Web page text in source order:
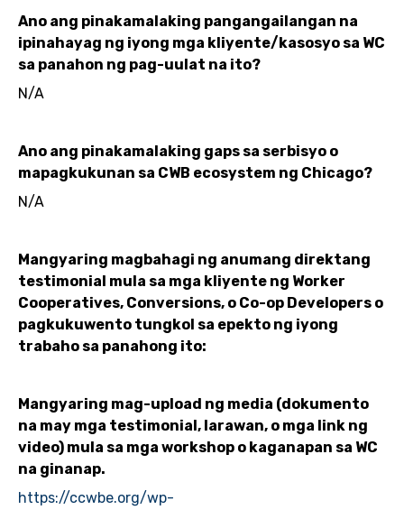
Ano ang pinakamalaking pangangailangan na
ipinahayag ng iyong mga kliyente/kasosyo sa WC
sa panahon ng pag-uulat na ito?
N/A
Ano ang pinakamalaking gaps sa serbisyo o
mapagkukunan sa CWB ecosystem ng Chicago?
N/A
Mangyaring magbahagi ng anumang direktang
testimonial mula sa mga kliyente ng Worker
Cooperatives, Conversions, o Co-op Developers o
pagkukuwento tungkol sa epekto ng iyong
trabaho sa panahong ito:
Mangyaring mag-upload ng media (dokumento
na may mga testimonial, larawan, o mga link ng
video) mula sa mga workshop o kaganapan sa WC
na ginanap.
https://ccwbe.org/wp-